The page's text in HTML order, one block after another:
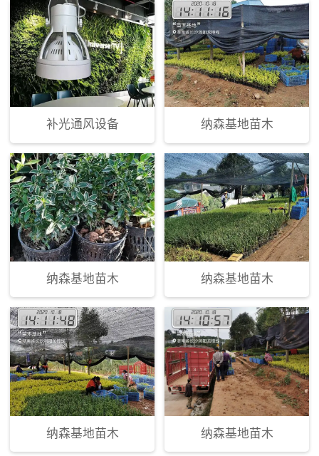
补光通风设备 纳森基地苗木
纳森基地苗木 纳森基地苗木
纳森基地苗木 纳森基地苗木